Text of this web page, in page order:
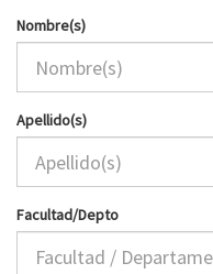
Nombre(s)
Apellido(s)
Facultad/Depto